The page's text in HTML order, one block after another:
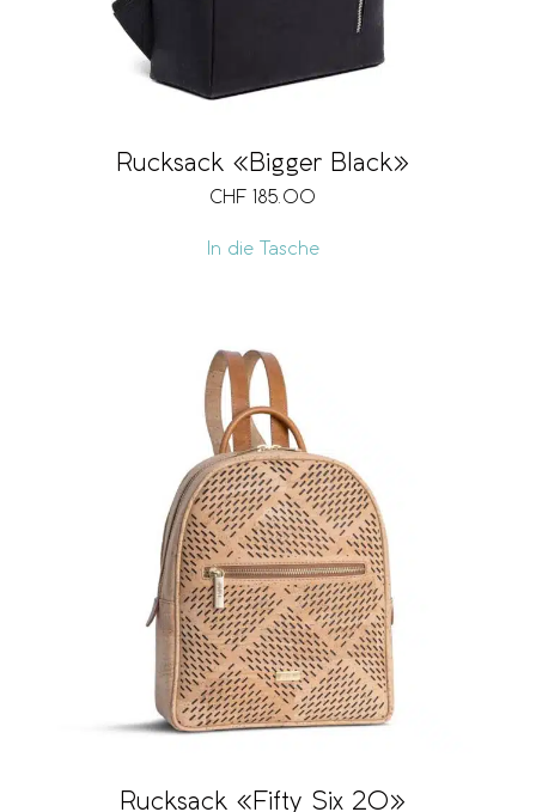
Rucksack «Bigger Black»
CHF 185.00
In die Tasche
Rucksack «Fifty Six 20»